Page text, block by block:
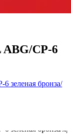
ABG/CP-6